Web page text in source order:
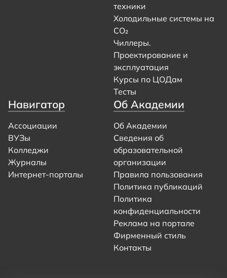
техники
Холодильные системы на
CO₂
Чиллеры.
Проектирование и
эксплуатация
Курсы по ЦОДам
Тесты
Навигатор
Ассоциации
ВУЗы
Колледжи
Журналы
Интернет-порталы
Об Академии
Об Академии
Сведения об
образовательной
организации
Правила пользования
Политика публикаций
Политика
конфиденциальности
Реклама на портале
Фирменный стиль
Контакты